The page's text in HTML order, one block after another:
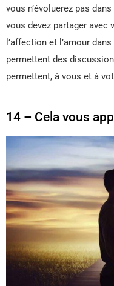
vous n’évoluerez pas
vous devez partager avec
l’affection et l’amour
permettent des
permettent, à vous et à
14 – Cela vous